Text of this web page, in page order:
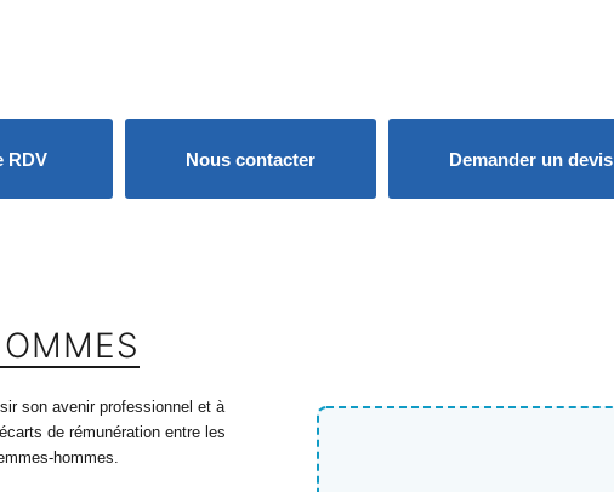
RDV Nous contacter Demander un devis
son avenir professionnel et à
de rémunération entre les
hommes.